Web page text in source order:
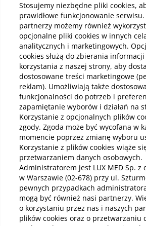
LUX MED ul. M.
Skłodowskiej-
Toruń
Przejdź do
Zarezerwuj
56 644 84 44
LUX MED Szpital Toruń
Dla Pacjenta
Stosujemy niezbędne pliki cookies,
prawidłowe funkcjonowanie
partnerzy możemy również
opcjonalne pliki cookies w innych
analitycznych i marketingowych.
cookies służą do zbierania
korzystania z naszej strony, aby
dostosowane treści marketingowe
reklam). Umożliwiają także
funkcjonalności do potrzeb i
zapamiętanie wyborów i działań na
Korzystanie z opcjonalnych plików
zgody. Zgoda może być wycofana w
momencie poprzez zmianę wyboru
Korzystanie z plików cookies wiąże
przetwarzaniem danych osobowych.
Administratorem jest LUX MED Sp. z
w Warszawie (02-678) przy ul.
pewnych przypadkach
mogą być również nasi partnerzy.
o korzystaniu przez nas i naszych
plików cookies oraz o przetwarzaniu